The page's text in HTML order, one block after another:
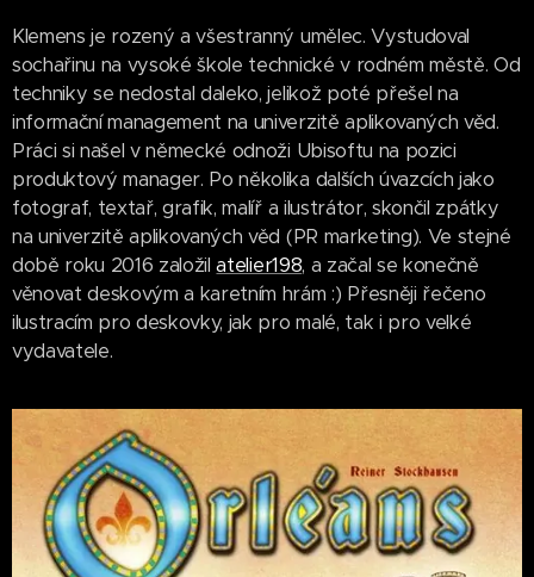
Klemens je rozený a všestranný umělec. Vystudoval
sochařinu na vysoké škole technické v rodném městě. Od
techniky se nedostal daleko, jelikož poté přešel na
informační management na univerzitě aplikovaných věd.
Práci si našel v německé odnoži Ubisoftu na pozici
produktový manager. Po několika dalších úvazcích jako
fotograf, textař, grafik, malíř a ilustrátor, skončil zpátky
na univerzitě aplikovaných věd (PR marketing). Ve stejné
době roku 2016 založilatelier198, a začal se konečně
věnovat deskovým a karetním hrám :) Přesněji řečeno
ilustracím pro deskovky, jak pro malé, tak i pro velké
vydavatele.